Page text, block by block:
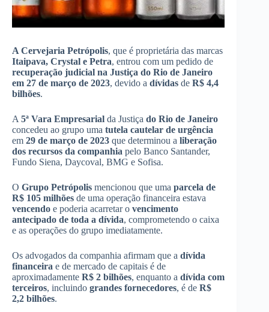
A Cervejaria Petrópolis, que é proprietária das marcas
Itaipava, Crystal e Petra, entrou com um pedido de
recuperação judicial na Justiça do Rio de Janeiro
em 27 de março de 2023, devido a dívidas de R$ 4,4
bilhões.
A 5ª Vara Empresarial da Justiça do Rio de Janeiro
concedeu ao grupo uma tutela cautelar de urgência
em 29 de março de 2023 que determinou a liberação
dos recursos da companhia pelo Banco Santander,
Fundo Siena, Daycoval, BMG e Sofisa.
O Grupo Petrópolis mencionou que uma parcela de
R$ 105 milhões de uma operação financeira estava
vencendo e poderia acarretar o vencimento
antecipado de toda a dívida, comprometendo o caixa
e as operações do grupo imediatamente.
Os advogados da companhia afirmam que a dívida
financeira e de mercado de capitais é de
aproximadamente R$ 2 bilhões, enquanto a dívida com
terceiros, incluindo grandes fornecedores, é de R$
2,2 bilhões.